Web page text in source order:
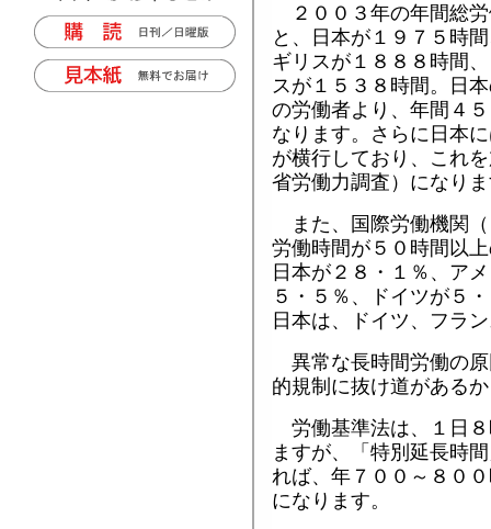
２００３年の年間総
と、日本が１９７５時
ギリスが１８８８時間
スが１５３８時間。日
の労働者より、年間４
なります。さらに日本
が横行しており、これ
省労働力調査）になり
また、国際労働機関
労働時間が５０時間以
日本が２８・１％、ア
５・５％、ドイツが５
日本は、ドイツ、フラ
異常な長時間労働の
的規制に抜け道がある
労働基準法は、１日
ますが、「特別延長時
れば、年７００～８０
になります。